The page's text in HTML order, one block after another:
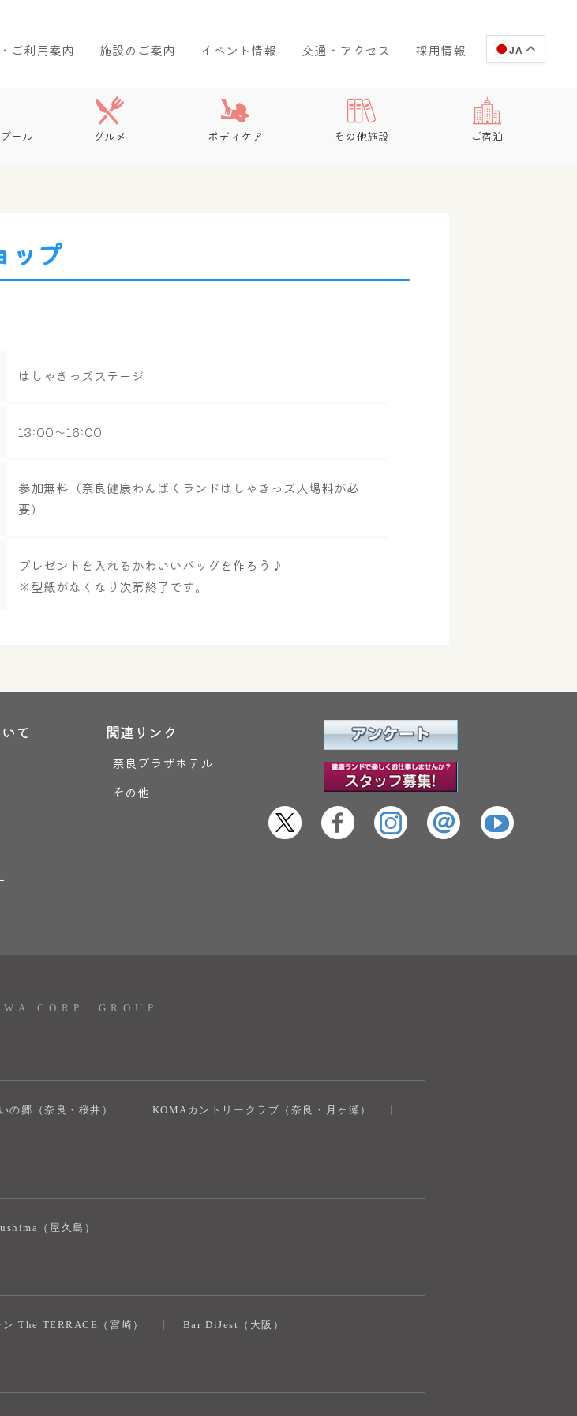
ご利用案内 施設のご案内 イベント情報 交通・アクセス 採用情報 JA
ール グルメ ボディケア その他施設 ご宿泊
ップ
はしゃきっズステージ
13:00～16:00
参加無料（奈良健康わんぱくランドはしゃきっズ入場料が必
要）
プレゼントを入れるかわいいバッグを作ろう♪
※型紙がなくなり次第終了です。
て 関連リンク
奈良プラザホテル
その他
CORP. GROUP
の郷（奈良・桜井）
KOMAカントリークラブ（奈良・月ヶ瀬）
（屋久島）
The TERRACE（宮崎） Bar DiJest（大阪）